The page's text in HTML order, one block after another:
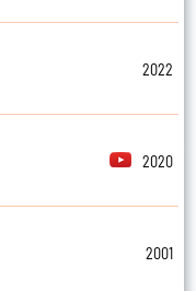
2022
2020
2001